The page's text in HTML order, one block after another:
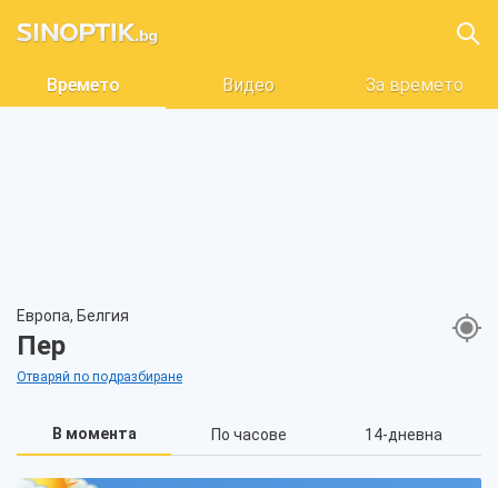
Времето Видео За времето
Европа, Белгия
Пер
Отваряй по подразбиране
В момента По часове 14-дневна